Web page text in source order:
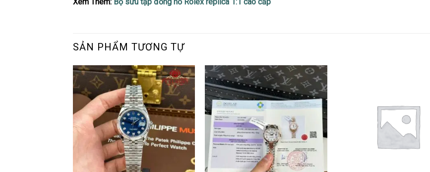
Xem Thêm: Bộ sưu tập đồng hồ Rolex replica 1:1 cao cấp
SẢN PHẨM TƯƠNG TỰ